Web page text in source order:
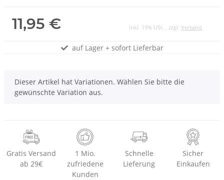
11,95 € inkl. 19% USt. , zzgl. Versand
auf Lager + sofort Lieferbar
x
Dieser Artikel hat Variationen. Wählen Sie bitte die
gewünschte Variation aus.
Gratis Versand
ab 29€
1 Mio.
zufriedene
Kunden
Schnelle
Lieferung
Sicher
Einkaufen